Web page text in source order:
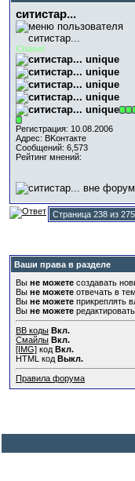
ситистар...
Chanel
Регистрация: 10.08.2006
Адрес: BKонтактe
Сообщений: 6,573
Рейтинг мнений:
Страница 238 из 275
Ваши права в разделе
Вы не можете создавать
Вы не можете отвечать в
Вы не можете прикреплять
Вы не можете
BB коды Вкл.
Смайлы Вкл.
[IMG] код Вкл.
HTML код Выкл.
Правила форума